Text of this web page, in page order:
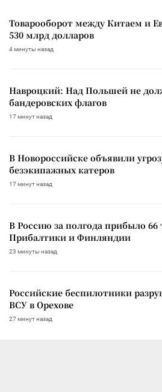
Товарооборот между Китаем и
530 млрд долларов
4 минуты назад
Навроцкий: Над Польшей не
бандеровских флагов
17 минут назад
В Новороссийске объявили
безэкипажных катеров
17 минут назад
В Россию за полгода прибыло
Прибалтики и Финляндии
23 минуты назад
Российские беспилотники
ВСУ в Орехове
27 минут назад